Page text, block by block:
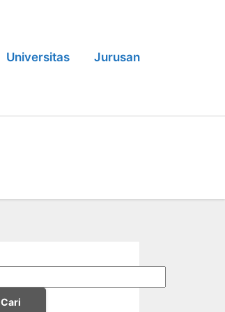
Universitas Jurusan
Cari